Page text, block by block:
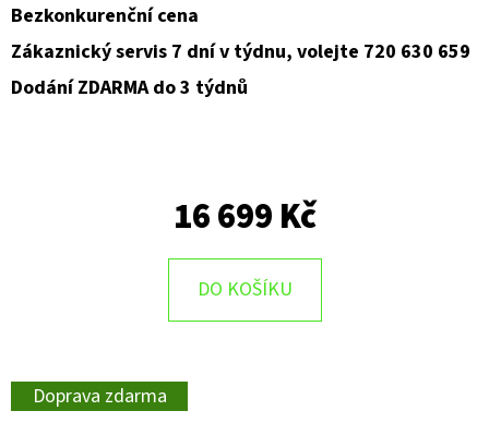
Bezkonkurenční cena
Zákaznický servis 7 dní v týdnu, volejte 720 630 659
Dodání ZDARMA do 3 týdnů
16 699 Kč
DO KOŠÍKU
Doprava zdarma